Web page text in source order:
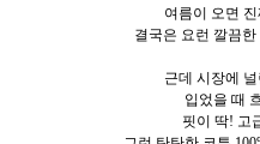
여름이 오면
결국은 요런 깔끔
근데 시장에
입었을 때
핏이 딱! 고